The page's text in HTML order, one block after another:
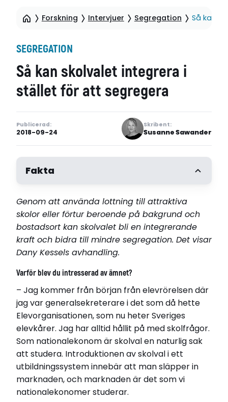
Forskning Intervjuer Segregation Så kan
SEGREGATION
Så kan skolvalet integrera i
stället för att segregera
Publicerad:
2018-09-24
Skribent:
Susanne Sawander
Fakta
Dany Kessel
Född 1982
Bor i Stockholm
Disputerade 2018-09-07
vid Stockholms universitet
Avhandling
Genom att använda lottning till attraktiva
skolor eller förtur beroende på bakgrund och
bostadsort kan skolvalet bli en integrerande
kraft och bidra till mindre segregation. Det visar
Dany Kessels avhandling.
Varför blev du intresserad av ämnet?
– Jag kommer från början från elevrörelsen där
jag var generalsekreterare i det som då hette
Elevorganisationen, som nu heter Sveriges
elevkårer. Jag har alltid hållit på med skolfrågor.
Som nationalekonom är skolval en naturlig sak
att studera. Introduktionen av skolval i ett
utbildningssystem innebär att man släpper in
marknaden, och marknaden är det som vi
nationalekonomer studerar.